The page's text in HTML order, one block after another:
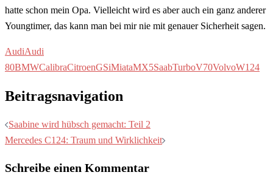
hatte schon mein Opa. Vielleicht wird es aber auch ein ganz anderer
Youngtimer, das kann man bei mir nie mit genauer Sicherheit sagen.
AudiAudi
80BMWCalibraCitroenGSiMiataMX5SaabTurboV70VolvoW124
Beitragsnavigation
Saabine wird hübsch gemacht: Teil 2
Mercedes C124: Traum und Wirklichkeit
Schreibe einen Kommentar